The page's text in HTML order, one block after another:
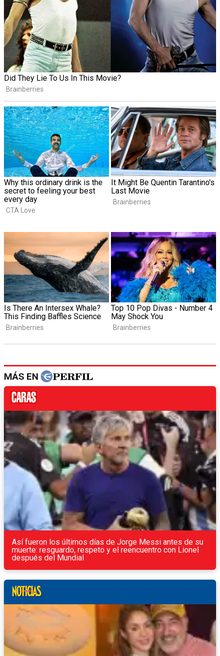
MÁS EN
Así fueron los últimos días de Jorge Messi antes de su
muerte: resguardo, respeto y el reencuentro con Lionel
después del Mundial